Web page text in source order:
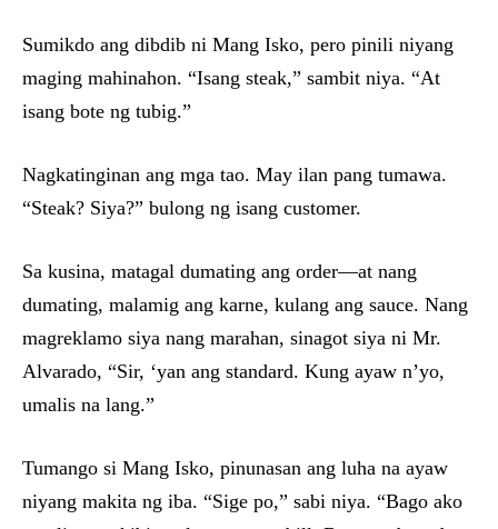
Sumikdo ang dibdib ni Mang Isko, pero pinili niyang
maging mahinahon. “Isang steak,” sambit niya. “At
isang bote ng tubig.”
Nagkatinginan ang mga tao. May ilan pang tumawa.
“Steak? Siya?” bulong ng isang customer.
Sa kusina, matagal dumating ang order—at nang
dumating, malamig ang karne, kulang ang sauce. Nang
magreklamo siya nang marahan, sinagot siya ni Mr.
Alvarado, “Sir, ‘yan ang standard. Kung ayaw n’yo,
umalis na lang.”
Tumango si Mang Isko, pinunasan ang luha na ayaw
niyang makita ng iba. “Sige po,” sabi niya. “Bago ako